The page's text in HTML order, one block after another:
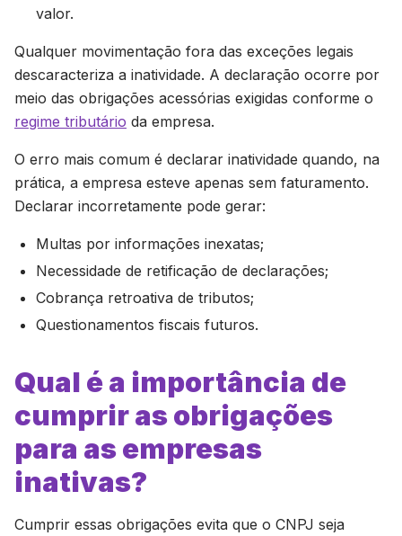
valor.
Qualquer movimentação fora das exceções legais
descaracteriza a inatividade. A declaração ocorre por
meio das obrigações acessórias exigidas conforme o
regime tributário da empresa.
O erro mais comum é declarar inatividade quando, na
prática, a empresa esteve apenas sem faturamento.
Declarar incorretamente pode gerar:
Multas por informações inexatas;
Necessidade de retificação de declarações;
Cobrança retroativa de tributos;
Questionamentos fiscais futuros.
Qual é a importância de
cumprir as obrigações
para as empresas
inativas?
Cumprir essas obrigações evita que o CNPJ seja